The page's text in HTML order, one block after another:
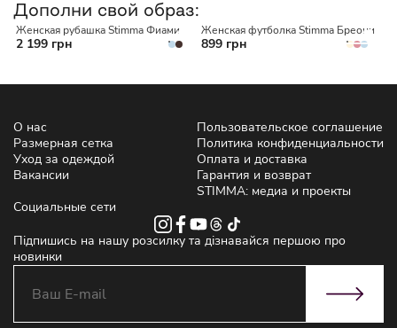
Дополни свой образ:
Женская рубашка Stimma Фиами
2 199 грн
Женская футболка Stimma Бреони
899 грн
О нас
Размерная сетка
Уход за одеждой
Вакансии
Пользовательское соглашение
Политика конфиденциальности
Оплата и доставка
Гарантия и возврат
STIMMA: медиа и проекты
Социальные сети
Підпишись на нашу розсилку та дізнавайся першою про
новинки